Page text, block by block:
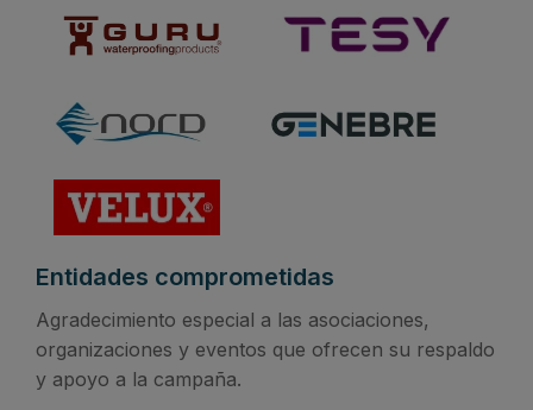
Entidades comprometidas
Agradecimiento especial a las asociaciones,
organizaciones y eventos que ofrecen su respaldo
y apoyo a la campaña.